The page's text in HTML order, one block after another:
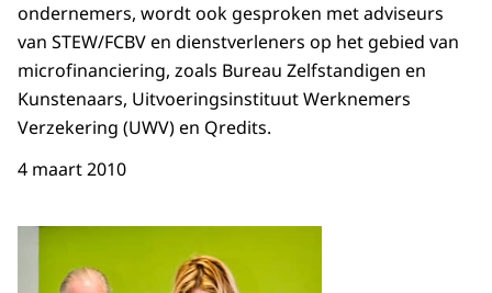
ondernemers, wordt ook gesproken met adviseurs
van STEW/FCBV en dienstverleners op het gebied van
microfinanciering, zoals Bureau Zelfstandigen en
Kunstenaars, Uitvoeringsinstituut Werknemers
Verzekering (UWV) en Qredits.
4 maart 2010
Open de galerij in vergrote